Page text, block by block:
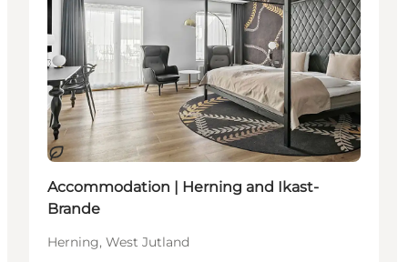
Durable
Accommodation | Herning and Ikast-
Brande
Herning, West Jutland